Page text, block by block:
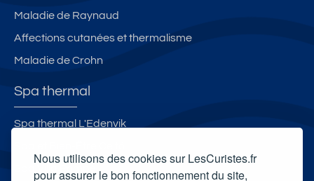
Nous utilisons des cookies sur LesCuristes.fr
pour assurer le bon fonctionnement du site,
Maladie de Raynaud
Affections cutanées et thermalisme
Maladie de Crohn
Spa thermal
Spa thermal L'Edenvik